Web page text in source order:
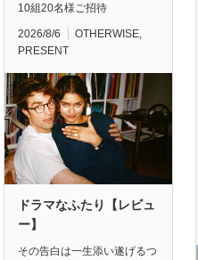
10組20名様ご招待
2026/8/6 OTHERWISE
PRESENT
ドラマなふたり【レビュ
ー】
その告白は一生添い遂げるつ